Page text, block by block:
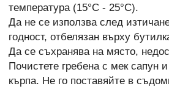
температура (15°C - 25°C).
Да не се използва след
годност, отбелязан върху
Да се съхранява на място,
Почистете гребена с мек сапун
кърпа. Не го поставяйте в